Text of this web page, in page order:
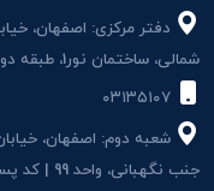
دفتر مرکزی: اصفهان،
شمالی، ساختمان نور1، طبقه دوم | کد پستی: 8135945463
شعبه دوم: اصفهان،
جنب نگهبانی، واحد 99 | کد پستی: 8135944176